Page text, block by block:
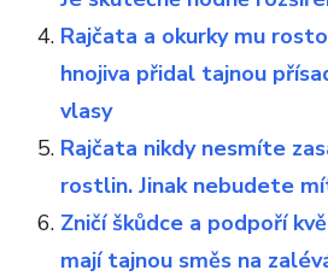
Rajčata a okurky mu
hnojiva přidal tajnou
vlasy
Rajčata nikdy nesmíte
rostlin. Jinak nebudete
Zničí škůdce a podpoří
mají tajnou směs na